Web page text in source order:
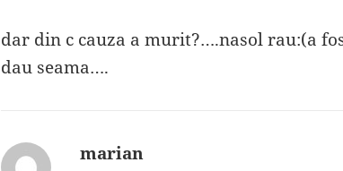
dar din c cauza a murit?….nasol rau:(a
dau seama….
marian